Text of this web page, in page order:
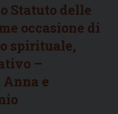
Statuto delle
occasione di
spirituale,
–
e